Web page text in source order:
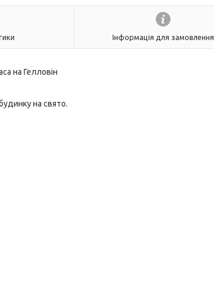
Інформація для замовлення
на Гелловін
на свято.